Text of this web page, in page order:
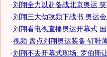
·刘翔全力以赴备战北京奥运 笑
·刘翔三大劲敌频下战书 奥运会
·刘翔看电视直播奥运开幕式 国
·视频:盘点刘翔奥运装备 钉鞋
·刘翔不去开幕式现场: 罗伯斯